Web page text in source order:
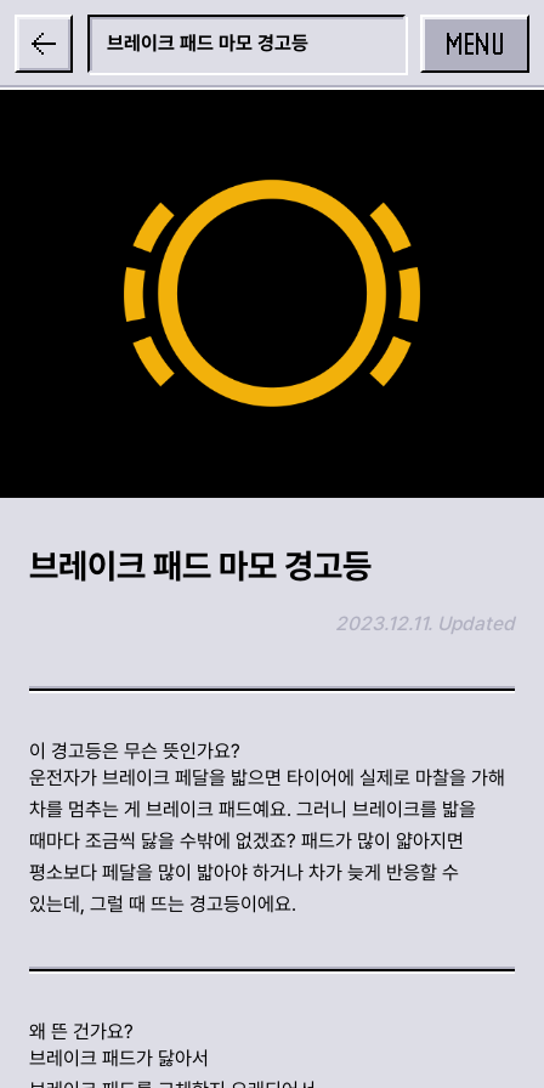
MENU
브레이크 패드 마모 경고등
브레이크 패드 마모 경고등
2023.12.11. Updated
이 경고등은 무슨 뜻인가요?
운전자가 브레이크 페달을 밟으면 타이어에 실제로 마찰을 가해
차를 멈추는 게 브레이크 패드예요. 그러니 브레이크를 밟을
때마다 조금씩 닳을 수밖에 없겠죠? 패드가 많이 얇아지면
평소보다 페달을 많이 밟아야 하거나 차가 늦게 반응할 수
있는데, 그럴 때 뜨는 경고등이에요.
왜 뜬 건가요?
브레이크 패드가 닳아서
링크 복사하기